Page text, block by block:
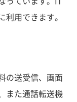
利用できます。
の送受信、画面
また通話転送機